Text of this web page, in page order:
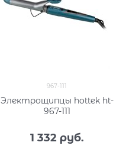
967-111
Электрощипцы hottek ht-
967-111
1 332 руб.